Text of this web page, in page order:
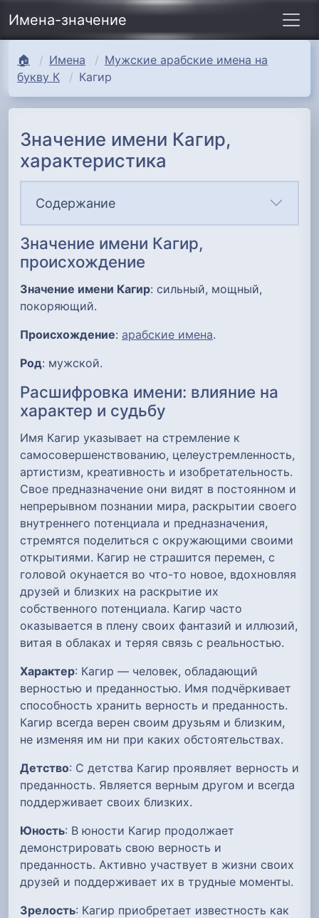
Имена-значение
🏠 Имена
Мужские арабские имена на
букву К
Кагир
Значение имени Кагир,
характеристика
Содержание
Значение имени Кагир,
происхождение
Значение имени Кагир: сильный, мощный,
покоряющий.
Происхождение: арабские имена.
Род: мужской.
Расшифровка имени: влияние на
характер и судьбу
Имя Кагир указывает на стремление к
самосовершенствованию, целеустремленность,
артистизм, креативность и изобретательность.
Свое предназначение они видят в постоянном и
непрерывном познании мира, раскрытии своего
внутреннего потенциала и предназначения,
стремятся поделиться с окружающими своими
открытиями. Кагир не страшится перемен, с
головой окунается во что-то новое, вдохновляя
друзей и близких на раскрытие их
собственного потенциала. Кагир часто
оказывается в плену своих фантазий и иллюзий,
витая в облаках и теряя связь с реальностью.
Характер: Кагир — человек, обладающий
верностью и преданностью. Имя подчёркивает
способность хранить верность и преданность.
Кагир всегда верен своим друзьям и близким,
не изменяя им ни при каких обстоятельствах.
Детство: С детства Кагир проявляет верность и
преданность. Является верным другом и всегда
поддерживает своих близких.
Юность: В юности Кагир продолжает
демонстрировать свою верность и
преданность. Активно участвует в жизни своих
друзей и поддерживает их в трудные моменты.
Зрелость: Кагир приобретает известность как